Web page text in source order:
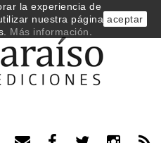
la experiencia de
nuestra página
Más información
aceptar